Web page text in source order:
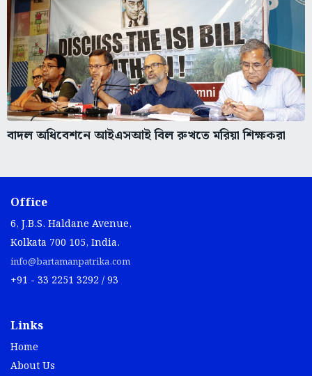
বাদল অধিবেশনে আইএসআই বিল রুখতে মরিয়া শিক্ষকরা
Office
6, J.B.S. Haldane Avenue,
Kolkata 700 105, India.
info@bartamanpatrika.com
+91 - 33 2251 3292 / 93
Links
Home
About Us